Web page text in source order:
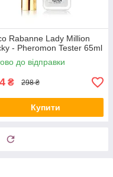
Rabanne Lady Million
- Pheromon Tester 65ml
до відправки
₴ 298 ₴
Купити